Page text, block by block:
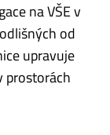
na VŠE v
od
upravuje
prostorách